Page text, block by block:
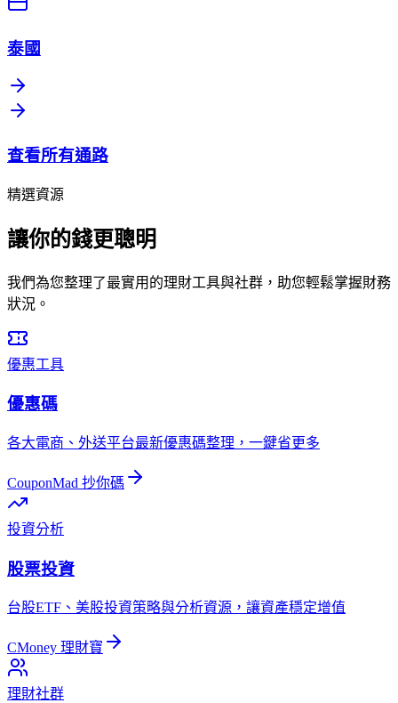
泰國
查看所有通路
精選資源
讓你的錢更聰明
我們為您整理了最實用的理財工具與社群，助您輕鬆掌握財務
狀況。
優惠工具
優惠碼
各大電商、外送平台最新優惠碼整理，一鍵省更多
CouponMad 抄你碼
投資分析
股票投資
台股ETF、美股投資策略與分析資源，讓資產穩定增值
CMoney 理財寶
理財社群